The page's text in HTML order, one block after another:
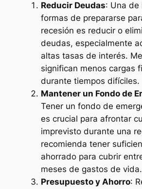
Reducir Deudas: Una de
formas de prepararse
recesión es reducir o
deudas, especialmente
altas tasas de interés.
significan menos cargas
durante tiempos difíciles.
Mantener un Fondo de
Tener un fondo de
es crucial para afrontar
imprevisto durante una
recomienda tener
ahorrado para cubrir
meses de gastos de vida.
Presupuesto y Ahorro: